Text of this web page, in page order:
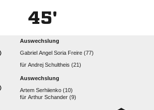
45'
Auswechslung
    
für  
Auswechslung
  
für  